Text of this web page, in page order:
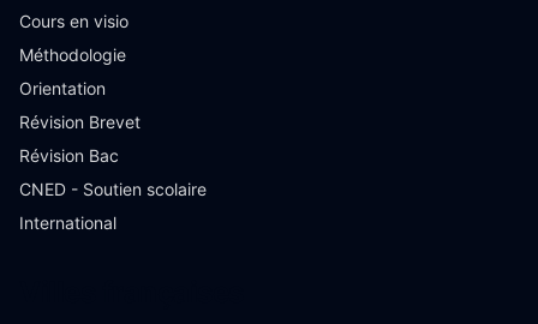
Cours en visio
Méthodologie
Orientation
Révision Brevet
Révision Bac
CNED - Soutien scolaire
International